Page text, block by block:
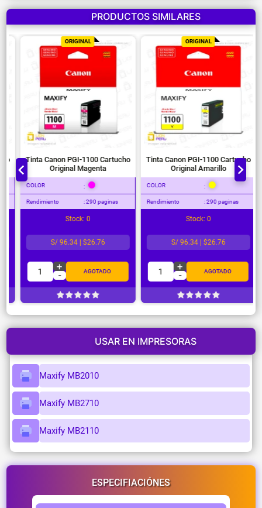
PRODUCTOS SIMILARES
ORIGINAL
Tinta Canon PGI-1100 Cartucho
Original Magenta
COLOR
Rendimiento : 290 paginas
Stock: 0
S/ 96.34 | $26.76
+ AGOTADO
ORIGINAL
Tinta Canon PGI-1100 Cartucho
Original Amarillo
COLOR
Rendimiento : 290 paginas
Stock: 0
S/ 96.34 | $26.76
+ AGOTADO
USAR EN IMPRESORAS
Maxify MB2010
Maxify MB2710
Maxify MB2110
ESPECIFIACIÓNES